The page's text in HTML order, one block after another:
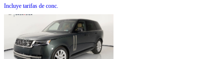
Incluye tarifas de conc.